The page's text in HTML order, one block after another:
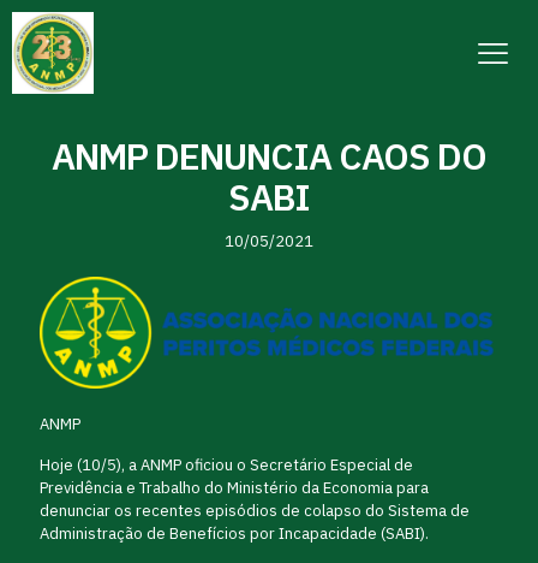
ANMP DENUNCIA CAOS DO
SABI
10/05/2021
ANMP
Hoje (10/5), a ANMP oficiou o Secretário Especial de
Previdência e Trabalho do Ministério da Economia para
denunciar os recentes episódios de colapso do Sistema de
Administração de Benefícios por Incapacidade (SABI).